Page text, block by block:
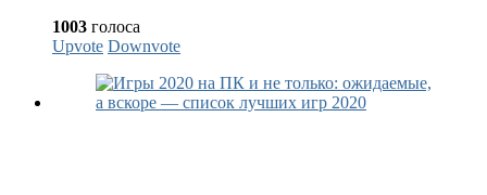
1003 голоса
Upvote Downvote